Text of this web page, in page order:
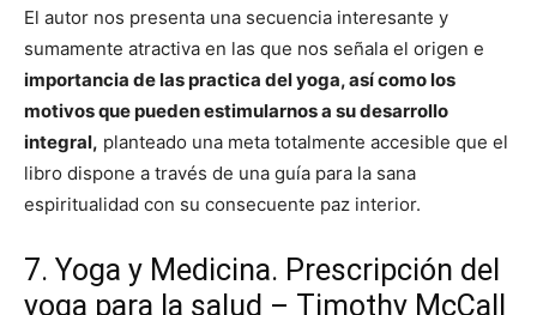
El autor nos presenta una secuencia interesante y
sumamente atractiva en las que nos señala el origen e
importancia de las practica del yoga, así como los
motivos que pueden estimularnos a su desarrollo
integral, planteado una meta totalmente accesible que el
libro dispone a través de una guía para la sana
espiritualidad con su consecuente paz interior.
7. Yoga y Medicina. Prescripción del
yoga para la salud – Timothy McCall